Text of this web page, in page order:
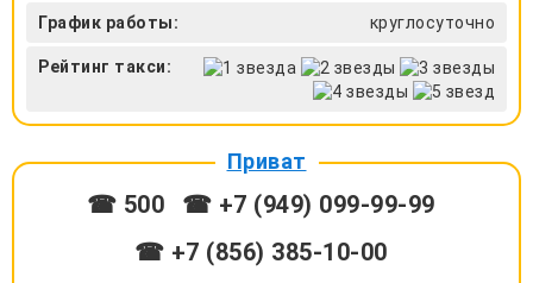
График работы: круглосуточно
Рейтинг такси:
Приват
☎ 500
☎ +7 (949) 099-99-99
☎ +7 (856) 385-10-00